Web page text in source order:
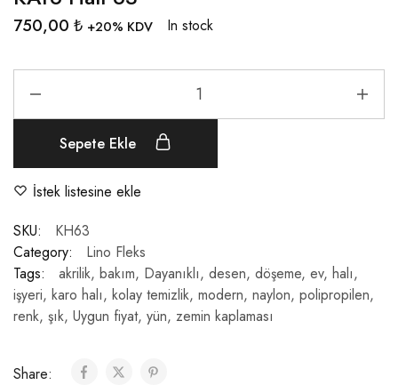
750,00 ₺ +20% KDV In stock
Sepete Ekle
İstek listesine ekle
SKU:
KH63
Category:
Lino Fleks
Tags:
akrilik, bakım, Dayanıklı, desen, döşeme, ev, halı,
işyeri, karo halı, kolay temizlik, modern, naylon, polipropilen,
renk, şık, Uygun fiyat, yün, zemin kaplaması
Share: